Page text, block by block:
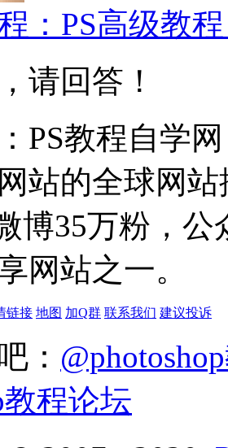
：PS高级教
请回答！
PS教程自学
站的全球网
博35万粉，
网站之一。
链接 地图 加Q群 联系我们 建议投诉
：
教程论坛